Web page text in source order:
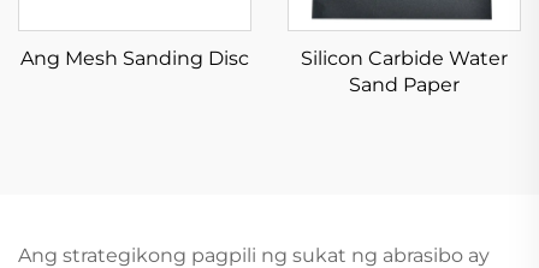
Ang Mesh Sanding Disc
Silicon Carbide Water
Sand Paper
Ang strategikong pagpili ng sukat ng abrasibo ay